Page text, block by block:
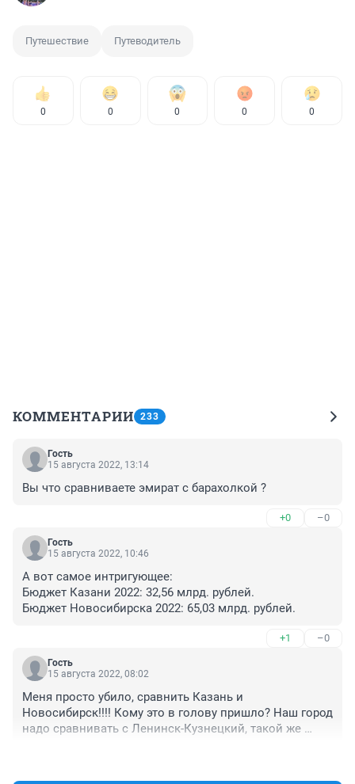
Путешествие Путеводитель
0 0 0 0 0
КОММЕНТАРИИ 233
Гость
15 августа 2022, 13:14
Вы что сравниваете эмират с барахолкой ?
+0 –0
Гость
15 августа 2022, 10:46
А вот самое интригующее:
Бюджет Казани 2022: 32,56 млрд. рублей.
Бюджет Новосибирска 2022: 65,03 млрд. рублей.
+1 –0
Гость
15 августа 2022, 08:02
Меня просто убило, сравнить Казань и
Новосибирск!!!! Кому это в голову пришло? Наш город
надо сравнивать с Ленинск-Кузнецкий, такой же